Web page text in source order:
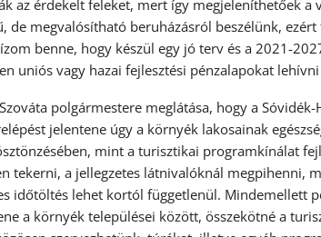
az érdekelt feleket, mert így megjeleníthetőek a
de megvalósítható beruházásról beszélünk,
benne, hogy készül egy jó terv és a 2021-
uniós vagy hazai fejlesztési pénzalapokat
polgármestere meglátása, hogy a
jelentene úgy a környék lakosainak
mint a turisztikai programkínálat
tekerni, a jellegzetes látnivalóknál megpihenni,
időtöltés lehet kortól függetlenül. Mindemellett
a környék települései között, összekötné a